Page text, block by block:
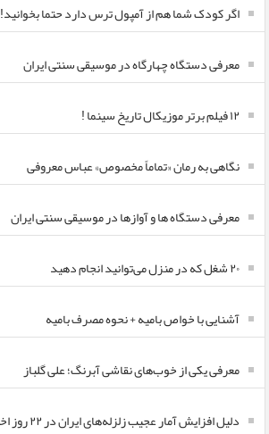
اگر کودک شما هم از آمپول ترس دارد حتما بخوانید!
معرفی دستگاه چهارگاه در موسیقی سنتی ایران
۱۲ فیلم برتر موزیکال تاریخ سینما !
نگاهی به رمان «تماماً مخصوص» عباس معروفی
معرفی دستگاه ها و آوازها در موسیقی سنتی ایران
۲۰ شغل که در منزل می‌توانید انجام دهید
آشنایی با خواص بامیه + نحوه مصرف بامیه
معرفی یکی از خوب‌های نقاشی آبرنگ؛ علی گلباز
دلیل افزایش آمار عجیب زلزله‌های ایران در ۲۲ روز اخیر